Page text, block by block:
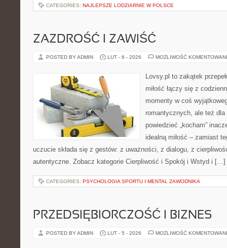
CATEGORIES: NAJLEPSZE LODZIARNIE W POLSCE
ZAZDROŚĆ I ZAWIŚĆ
POSTED BY ADMIN LUT - 6 - 2026 MOŻLIWOŚĆ
Lovsy.pl to zakątek
miłość łączy się z
momenty w coś
romantycznych, ale też
powiedzieć „kocham”
idealną miłość – zamiast
uczucie składa się z gestów: z uważności, z dialogu, z
autentyczne. Zobacz kategorie Cierpliwość i Spokój i Wstyd i […]
CATEGORIES: PSYCHOLOGIA SPORTU I MENTAL ZAWODNIKA
PRZEDSIĘBIORCZOŚĆ I BIZNES
POSTED BY ADMIN LUT - 5 - 2026 MOŻLIWOŚĆ